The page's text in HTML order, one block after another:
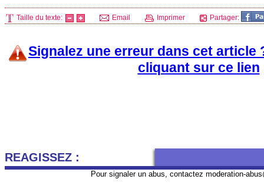
Taille du texte: Email Imprimer Partager:
Signalez une erreur dans cet article
cliquant sur ce lien
REAGISSEZ :
Pour signaler un abus, contactez moderation-